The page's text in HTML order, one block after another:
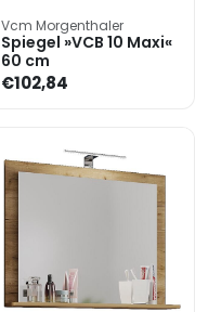
Vcm Morgenthaler
Spiegel »VCB 10 Maxi«
60 cm
€102,84